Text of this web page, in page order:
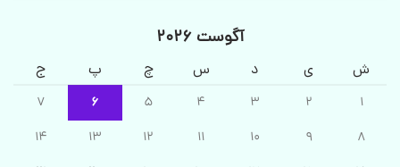
آگوست 2026
ش ی د س چ پ ج
1
2
3
4
5
6
7
8
9
10
11
12
13
14